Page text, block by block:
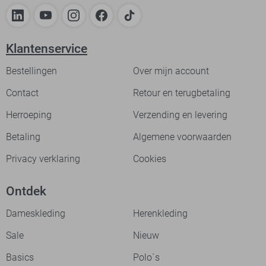
Klantenservice
Bestellingen
Over mijn account
Contact
Retour en terugbetaling
Herroeping
Verzending en levering
Betaling
Algemene voorwaarden
Privacy verklaring
Cookies
Ontdek
Dameskleding
Herenkleding
Sale
Nieuw
Basics
Polo`s